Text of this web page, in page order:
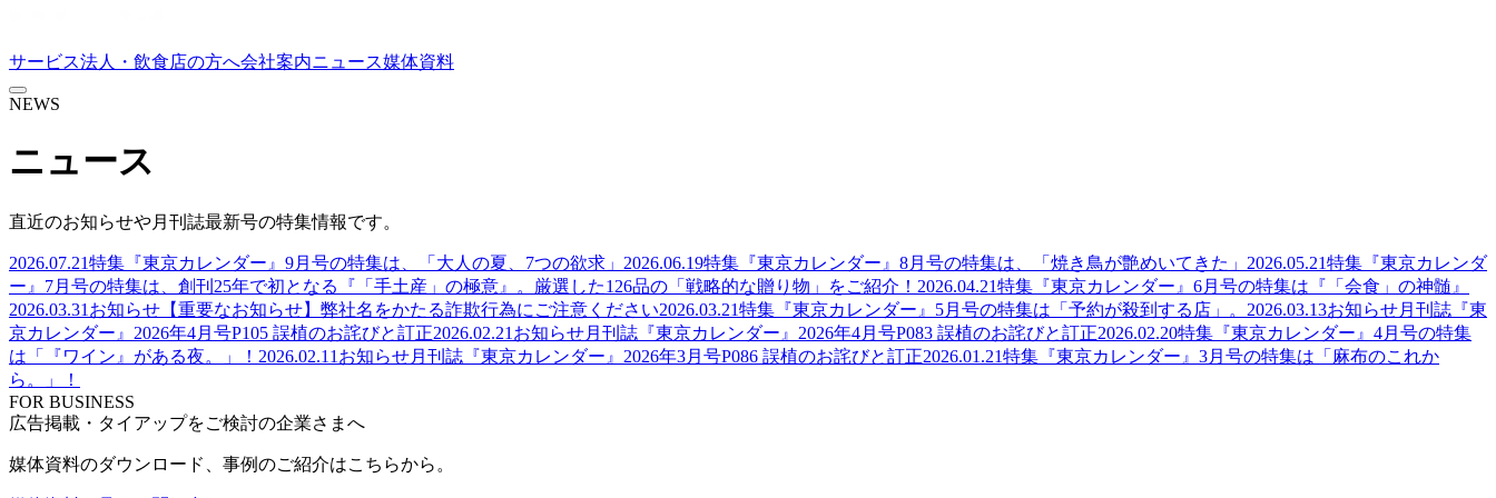
サービス法人・飲食店の方へ会社案内ニュース媒体資料
NEWS
ニュース
直近のお知らせや月刊誌最新号の特集情報です。
2026.07.21特集 『東京カレンダー』9月号の特集は、「大人の夏、7つの欲求」 2026.06.19特集 『東京カレンダー』8月号の特集は、「焼き鳥が艶めいてきた」 2026.05.21特集 『東京カレンダ
ー』7月号の特集は、創刊25年で初となる『「手土産」の極意』。厳選した126品の「戦略的な贈り物」をご紹介！ 2026.04.21特集 『東京カレンダー』6月号の特集は『「会食」の神髄』
2026.03.31 お知らせ 【重要なお知らせ】弊社名をかたる詐欺行為にご注意ください2026.03.21特集 『東京カレンダー』5月号の特集は「予約が殺到する店」。 2026.03.13お知らせ月刊誌『東
京カレンダー』2026年4月号P105 誤植のお詫びと訂正2026.02.21 お知らせ月刊誌『東京カレンダー』2026年4月号P083 誤植のお詫びと訂正2026.02.20特集 『東京カレンダー』4月号の特集
は「『ワイン』がある夜。」！ 2026.02.11 お知らせ月刊誌『東京カレンダー』2026年3月号P086 誤植のお詫びと訂正2026.01.21特集 『東京カレンダー』3月号の特集は「麻布のこれか
ら。」！
FOR BUSINESS
広告掲載・タイアップをご検討の企業さまへ
媒体資料のダウンロード、事例のご紹介はこちらから。